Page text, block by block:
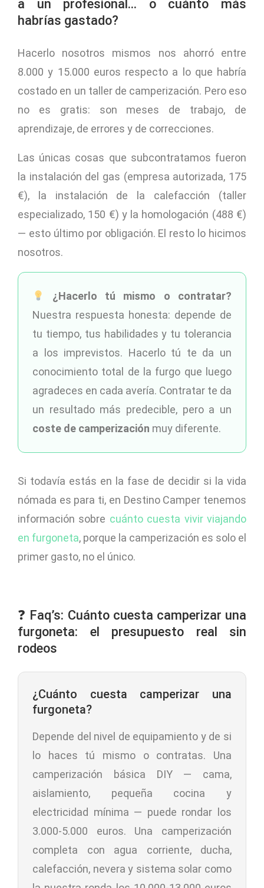
a un profesional… o cuánto más
habrías gastado?
Hacerlo nosotros mismos nos ahorró entre
8.000 y 15.000 euros respecto a lo que habría
costado en un taller de camperización. Pero eso
no es gratis: son meses de trabajo, de
aprendizaje, de errores y de correcciones.
Las únicas cosas que subcontratamos fueron
la instalación del gas (empresa autorizada, 175
€), la instalación de la calefacción (taller
especializado, 150 €) y la homologación (488 €)
— esto último por obligación. El resto lo hicimos
nosotros.
¿Hacerlo tú mismo o contratar?
Nuestra respuesta honesta: depende de
tu tiempo, tus habilidades y tu tolerancia
a los imprevistos. Hacerlo tú te da un
conocimiento total de la furgo que luego
agradeces en cada avería. Contratar te da
un resultado más predecible, pero a un
coste de camperización muy diferente.
Si todavía estás en la fase de decidir si la vida
nómada es para ti, en Destino Camper tenemos
información sobre cuánto cuesta vivir viajando
en furgoneta, porque la camperización es solo el
primer gasto, no el único.
❓ Faq’s: Cuánto cuesta camperizar una
furgoneta: el presupuesto real sin
rodeos
¿Cuánto cuesta camperizar una
furgoneta?
Depende del nivel de equipamiento y de si
lo haces tú mismo o contratas. Una
camperización básica DIY — cama,
aislamiento, pequeña cocina y
electricidad mínima — puede rondar los
3.000-5.000 euros. Una camperización
completa con agua corriente, ducha,
calefacción, nevera y sistema solar como